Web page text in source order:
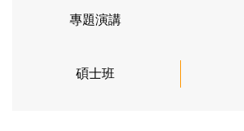
專題演講
碩士班